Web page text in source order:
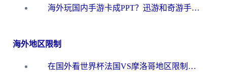
海外玩国内手游卡成PPT？迅游和奇游手游哪个好？一篇讲透回国加速器怎么选
海外地区限制
在国外看世界杯法国VS摩洛哥地区限制？这篇指南让你流畅看中文解说无压力